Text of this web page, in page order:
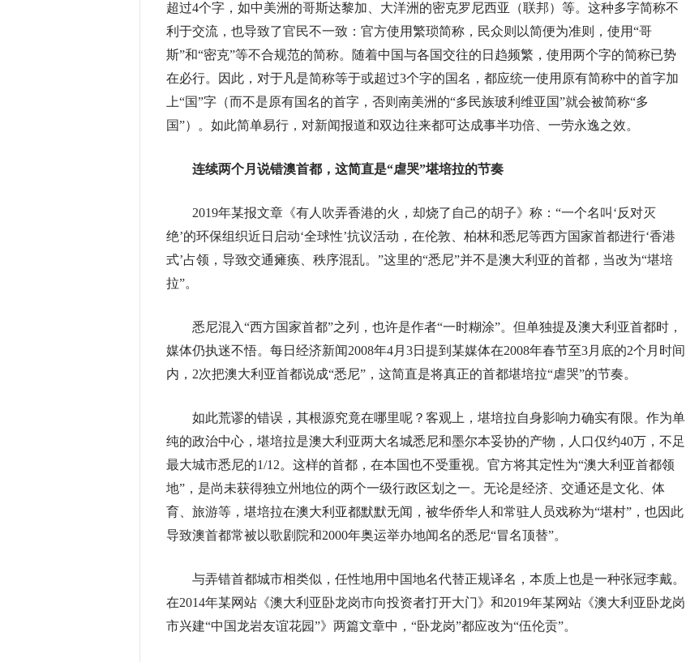
超过4个字，如中美洲的哥斯达黎加、大洋洲的密克罗尼西亚（联邦）等。这种多字简称不
利于交流，也导致了官民不一致：官方使用繁琐简称，民众则以简便为准则，使用“哥
斯”和“密克”等不合规范的简称。随着中国与各国交往的日趋频繁，使用两个字的简称已势
在必行。因此，对于凡是简称等于或超过3个字的国名，都应统一使用原有简称中的首字加
上“国”字（而不是原有国名的首字，否则南美洲的“多民族玻利维亚国”就会被简称“多
国”）。如此简单易行，对新闻报道和双边往来都可达成事半功倍、一劳永逸之效。
连续两个月说错澳首都， 这简直是“虐哭”堪培拉的节奏
2019年某报文章《有人吹弄香港的火，却烧了自己的胡子》称：“一个名叫‘反对灭
绝’的环保组织近日启动‘全球性’抗议活动，在伦敦、柏林和悉尼等西方国家首都进行‘香港
式’占领，导致交通瘫痪、秩序混乱。”这里的“悉尼”并不是澳大利亚的首都，当改为“堪培
拉”。
悉尼混入“西方国家首都”之列，也许是作者“一时糊涂”。但单独提及澳大利亚首都时，
媒体仍执迷不悟。每日经济新闻2008年4月3日提到某媒体在2008年春节至3月底的2个月时间
内，2次把澳大利亚首都说成“悉尼”，这简直是将真正的首都堪培拉“虐哭”的节奏。
如此荒谬的错误，其根源究竟在哪里呢？客观上，堪培拉自身影响力确实有限。作为单
纯的政治中心，堪培拉是澳大利亚两大名城悉尼和墨尔本妥协的产物，人口仅约40万，不足
最大城市悉尼的1/12。这样的首都，在本国也不受重视。官方将其定性为“澳大利亚首都领
地”，是尚未获得独立州地位的两个一级行政区划之一。无论是经济、交通还是文化、体
育、旅游等，堪培拉在澳大利亚都默默无闻，被华侨华人和常驻人员戏称为“堪村”，也因此
导致澳首都常被以歌剧院和2000年奥运举办地闻名的悉尼“冒名顶替”。
与弄错首都城市相类似，任性地用中国地名代替正规译名，本质上也是一种张冠李戴。
在2014年某网站《澳大利亚卧龙岗市向投资者打开大门》和2019年某网站《澳大利亚卧龙岗
市兴建“中国龙岩友谊花园”》两篇文章中，“卧龙岗”都应改为“伍伦贡”。